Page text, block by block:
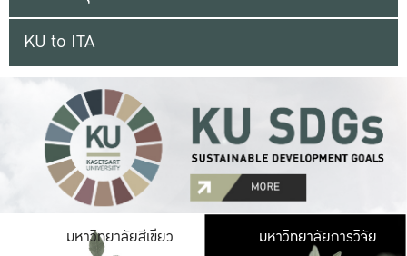
KU to ITA
มหาวิทยาลัยสีเขียว มหาวิ
มหาวิทยาลัยการวิจัย